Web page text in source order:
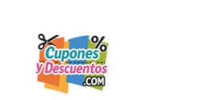
content